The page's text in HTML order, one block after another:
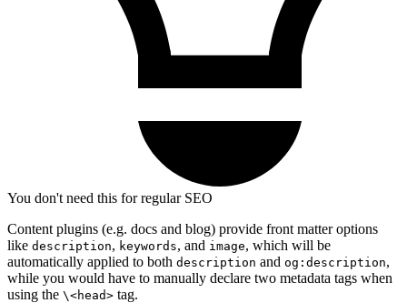
You don't need this for regular SEO
Content plugins (e.g. docs and blog) provide front matter options
like description, keywords, and image, which will be
automatically applied to both description and og:description,
while you would have to manually declare two metadata tags when
using the \<head> tag.